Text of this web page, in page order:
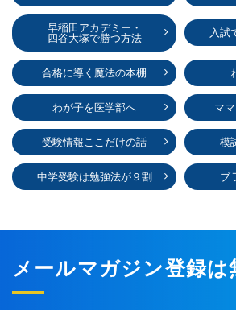
早稲田アカデミー・
四谷大塚で勝つ方法
入試
合格に導く魔法の本棚
わが子を医学部へ マ
受験情報ここだけの話 模
中学受験は勉強法が９割 ブ
メールマガジン登録は